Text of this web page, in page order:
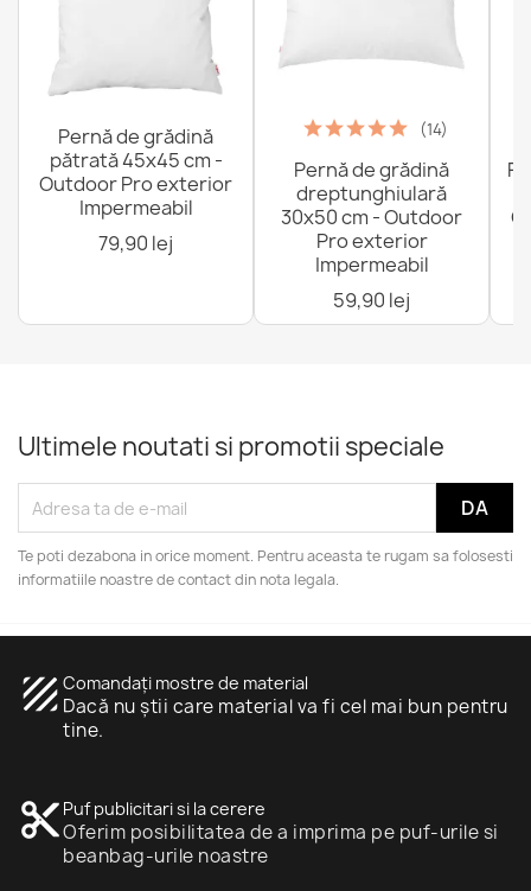
Pernă de grădină
pătrată 45x45 cm -
Outdoor Pro exterior
Impermeabil
79,90 lej
(14)
Pernă de grădină
dreptunghiulară
30x50 cm - Outdoor
Pro exterior
Impermeabil
59,90 lej
Ultimele noutati si promotii speciale
Te poti dezabona in orice moment. Pentru aceasta te rugam sa folosesti
informatiile noastre de contact din nota legala.
texture Comandați mostre de material
Dacă nu știi care material va fi cel mai bun pentru
tine.
content_cut Puf publicitari si la cerere
Oferim posibilitatea de a imprima pe puf-urile si
beanbag-urile noastre